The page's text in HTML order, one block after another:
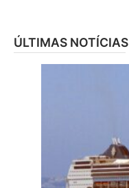
ÚLTIMAS NOTÍCIAS